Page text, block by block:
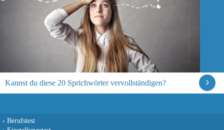
Kannst du diese 20 Sprichwörter vervollständigen?
› Berufstest